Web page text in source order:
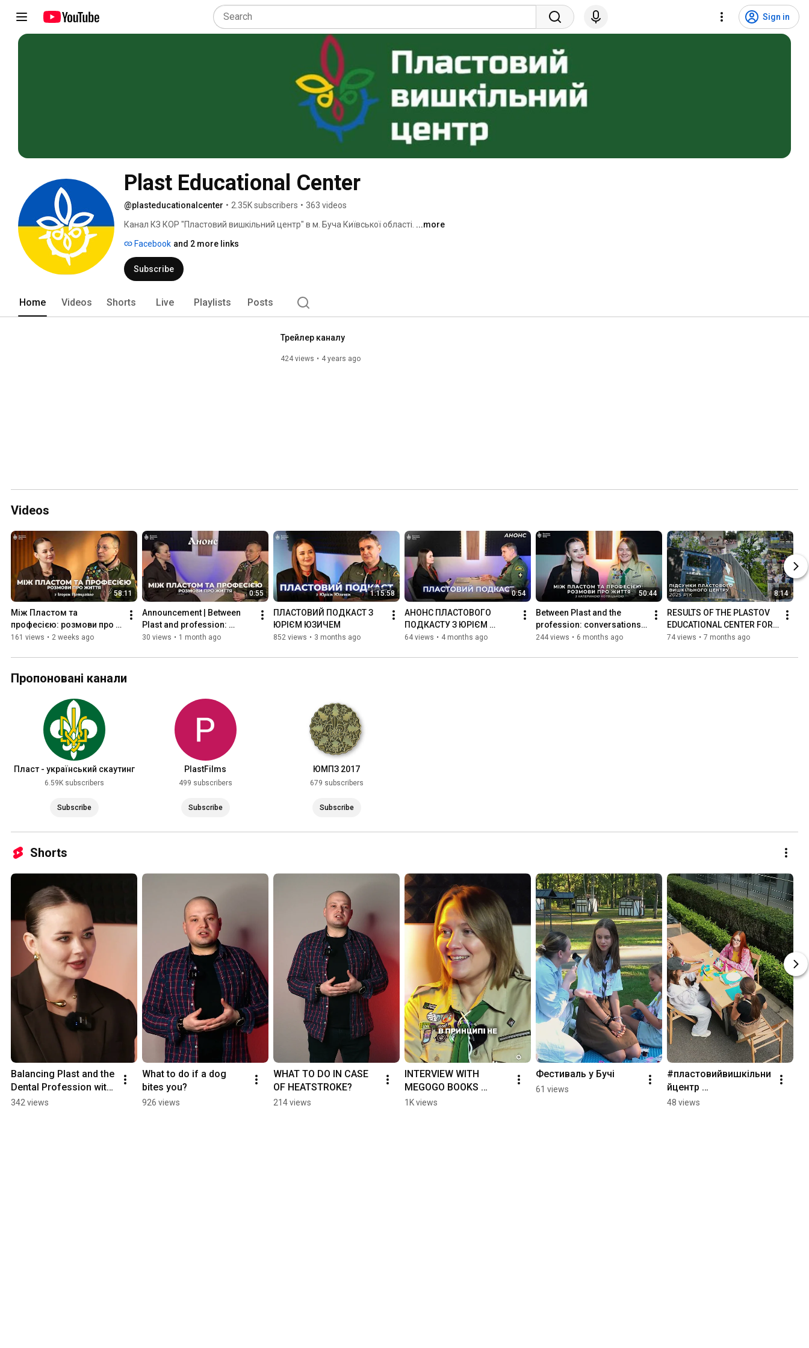
Sign in
Plast Educational Center
@plasteducationalcenter • 2.35K subscribers • 363 videos
Канал КЗ КОР "Пластовий вишкільний центр" в м. Буча Київської області. ...more
Facebook and 2 more links
Subscribe
Home Videos Shorts Live Playlists Posts
Трейлер каналу
424 views 4 years ago
Videos
58:11
Між Пластом та
професією: розмови про
життя з Ігорем Потеряйко
161 views • 2 weeks ago
0:55
Announcement | Between
Plast and profession:
conversations about life |
30 views • 1 month ago
1:15:58
ПЛАСТОВИЙ ПОДКАСТ З
ЮРІЄМ ЮЗИЧЕМ
852 views • 3 months ago
0:54
АНОНС ПЛАСТОВОГО
ПОДКАСТУ З ЮРІЄМ
ЮЗИЧЕМ
64 views • 4 months ago
50:44
Between Plast and the
profession: conversations
about life with Kateryna
244 views • 6 months ago
8:14
RESULTS OF THE PLASTOV
EDUCATIONAL CENTER FOR
2025
74 views • 7 months ago
Пропоновані канали
Пласт - український скаутинг
6.59K subscribers
Subscribe
PlastFilms
499 subscribers
Subscribe
ЮМПЗ 2017
679 subscribers
Subscribe
Shorts
Balancing Plast and the
Dental Profession with
Ihor Poteriayko
342 views
What to do if a dog
bites you?
926 views
WHAT TO DO IN CASE
OF HEATSTROKE?
214 views
INTERVIEW WITH
MEGOGO BOOKS
CONTENT DIRECTOR
1K views
Фестиваль у Бучі
61 views
#пластовийвишкільни
йцентр
#plasteducationalcente
48 views